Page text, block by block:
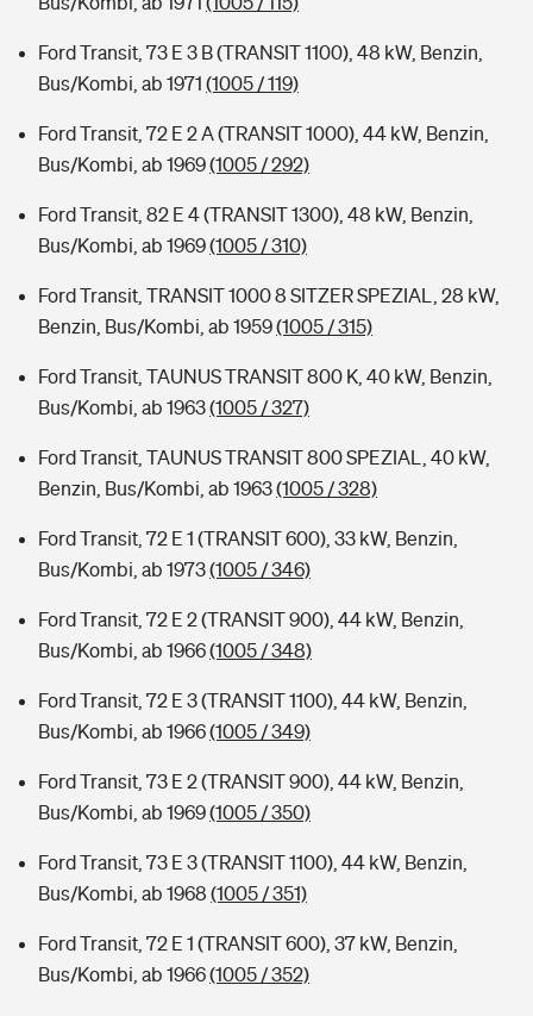
Ford Transit, 73 E 3 B (TRANSIT 1100), 48 kW, Benzin,
Bus/Kombi, ab 1971 (1005 / 119)
Ford Transit, 72 E 2 A (TRANSIT 1000), 44 kW, Benzin,
Bus/Kombi, ab 1969(1005 / 292)
Ford Transit, 82 E 4 (TRANSIT 1300), 48 kW, Benzin,
Bus/Kombi, ab 1969(1005 / 310)
Ford Transit, TRANSIT 1000 8 SITZER SPEZIAL, 28 kW,
Benzin, Bus/Kombi, ab 1959(1005 / 315)
Ford Transit, TAUNUS TRANSIT 800 K, 40 kW, Benzin,
Bus/Kombi, ab 1963(1005 / 327)
Ford Transit, TAUNUS TRANSIT 800 SPEZIAL, 40 kW,
Benzin, Bus/Kombi, ab 1963(1005 / 328)
Ford Transit, 72 E 1 (TRANSIT 600), 33 kW, Benzin,
Bus/Kombi, ab 1973(1005 / 346)
Ford Transit, 72 E 2 (TRANSIT 900), 44 kW, Benzin,
Bus/Kombi, ab 1966(1005 / 348)
Ford Transit, 72 E 3 (TRANSIT 1100), 44 kW, Benzin,
Bus/Kombi, ab 1966(1005 / 349)
Ford Transit, 73 E 2 (TRANSIT 900), 44 kW, Benzin,
Bus/Kombi, ab 1969(1005 / 350)
Ford Transit, 73 E 3 (TRANSIT 1100), 44 kW, Benzin,
Bus/Kombi, ab 1968 (1005 / 351)
Ford Transit, 72 E 1 (TRANSIT 600), 37 kW, Benzin,
Bus/Kombi, ab 1966(1005 / 352)